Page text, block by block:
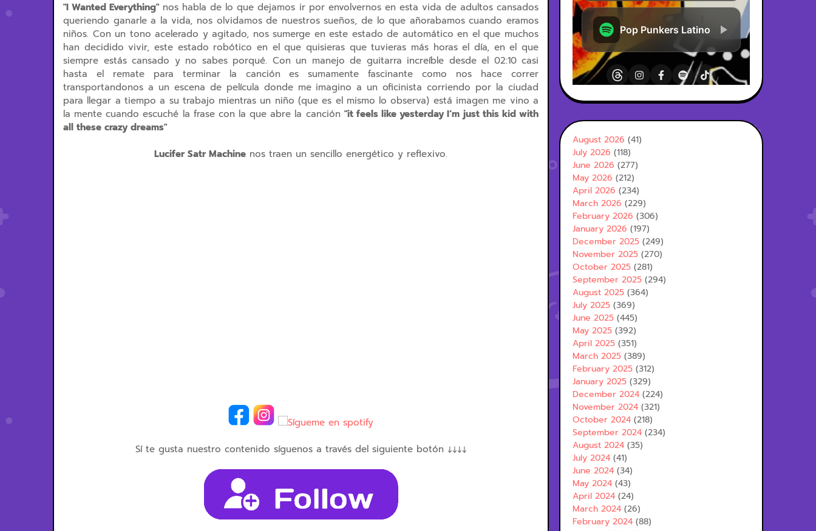
"I Wanted Everything" nos habla de lo que dejamos ir por envolvernos en esta vida de adultos cansados
queriendo ganarle a la vida, nos olvidamos de nuestros sueños, de lo que añorabamos cuando eramos
niños. Con un tono acelerado y agitado, nos sumerge en este estado de automático en el que muchos
han decidido vivir, este estado robótico en el que quisieras que tuvieras más horas el día, en el que
siempre estás cansado y no sabes porqué. Con un manejo de guitarra increíble desde el 02:10 casi
hasta el remate para terminar la canción es sumamente fascinante como nos hace correr
transportandonos a un escena de película donde me imagino a un oficinista corriendo por la ciudad
para llegar a tiempo a su trabajo mientras un niño (que es el mismo lo observa) está imagen me vino a
la mente cuando escuché la frase con la que abre la canción "it feels like yesterdayI‘m just this kid with
all these crazy dreams"
Lucifer Satr Machine nos traen un sencillo energético y reflexivo.
Sí te gusta nuestro contenido síguenos a través del siguiente botón ↓↓↓↓
August 2026 (41)
July 2026 (118)
June 2026 (277)
May 2026 (212)
April 2026 (234)
March 2026 (229)
February 2026 (306)
January 2026 (197)
December 2025 (249)
November 2025 (270)
October 2025 (281)
September 2025 (294)
August 2025 (364)
July 2025 (369)
June 2025 (445)
May 2025 (392)
April 2025 (351)
March 2025 (389)
February 2025 (312)
January 2025 (329)
December 2024 (224)
November 2024 (321)
October 2024 (218)
September 2024 (234)
August 2024 (35)
July 2024 (41)
June 2024 (34)
May 2024 (43)
April 2024 (24)
March 2024 (26)
February 2024 (88)